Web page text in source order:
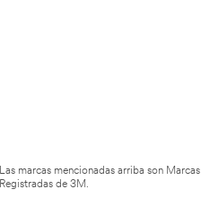
Las marcas mencionadas arriba son Marcas
Registradas de 3M.